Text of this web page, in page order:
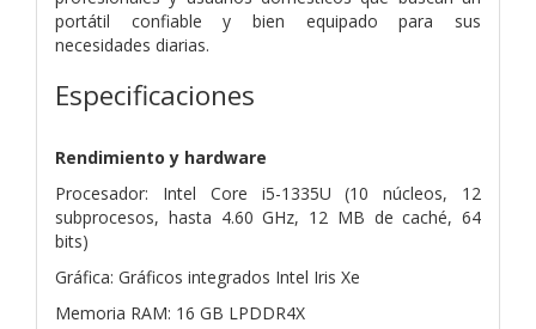
portátil confiable y bien equipado para sus
necesidades diarias.
Especificaciones
Rendimiento y hardware
Procesador: Intel Core i5-1335U (10 núcleos, 12
subprocesos, hasta 4.60 GHz, 12 MB de caché, 64
bits)
Gráfica: Gráficos integrados Intel Iris Xe
Memoria RAM: 16 GB LPDDR4X